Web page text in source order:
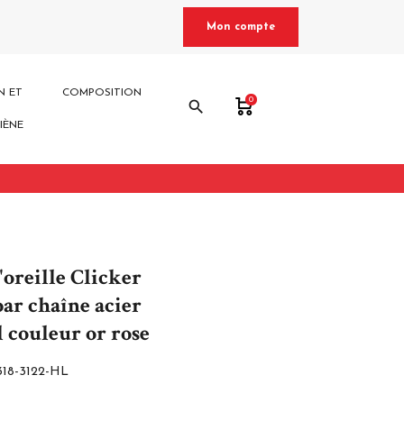
Mon compte
ET COMPOSITION
search 0
Clicker
chaîne acier
or rose
3122-HL